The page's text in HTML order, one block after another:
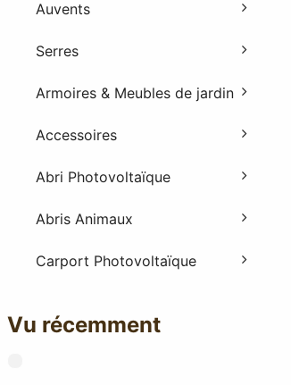
Auvents
Serres
Armoires & Meubles de jardin
Accessoires
Abri Photovoltaïque
Abris Animaux
Carport Photovoltaïque
Vu récemment